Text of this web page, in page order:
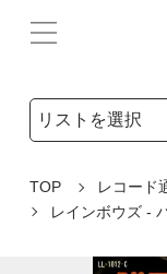
検索リストの選択
TOP レコード
レインボウズ -